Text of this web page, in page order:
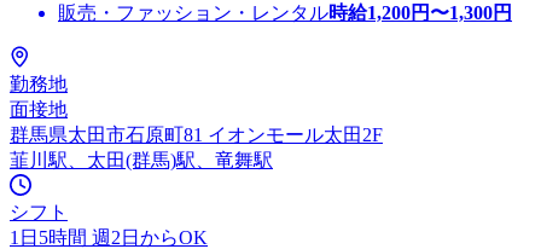
販売・ファッション・レンタル時給1,200円〜1,300円
勤務地
面接地
群馬県太田市石原町81 イオンモール太田2F
韮川駅、太田(群馬)駅、竜舞駅
シフト
1日5時間 週2日からOK